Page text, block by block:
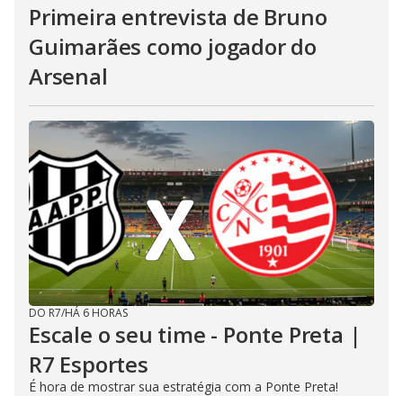
Primeira entrevista de Bruno
Guimarães como jogador do
Arsenal
DO R7/HÁ 6 HORAS
Escale o seu time - Ponte Preta |
R7 Esportes
É hora de mostrar sua estratégia com a Ponte Preta!